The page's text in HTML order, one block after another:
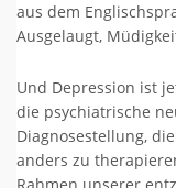
aus dem
Ausgelaugt,
Und Depression ist
die psychiatrische
Diagnosestellung,
anders zu